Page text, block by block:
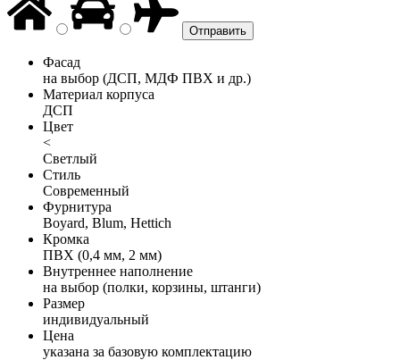
Фасад
на выбор (ДСП, МДФ ПВХ и др.)
Материал корпуса
ДСП
Цвет
<
Светлый
Стиль
Современный
Фурнитура
Boyard, Blum, Hettich
Кромка
ПВХ (0,4 мм, 2 мм)
Внутреннее наполнение
на выбор (полки, корзины, штанги)
Размер
индивидуальный
Цена
указана за базовую комплектацию